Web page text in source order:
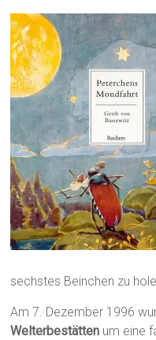
sechstes Beinchen zu
Am 7. Dezember 1996
Welterbestätten um eine